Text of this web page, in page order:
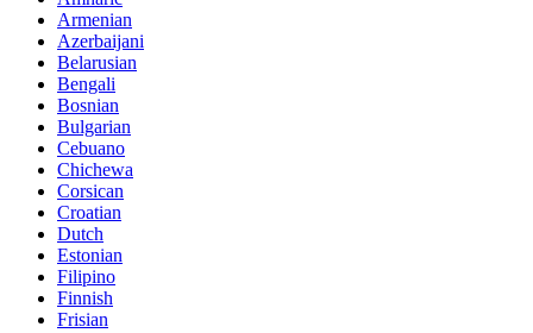
Armenian
Azerbaijani
Belarusian
Bengali
Bosnian
Bulgarian
Cebuano
Chichewa
Corsican
Croatian
Dutch
Estonian
Filipino
Finnish
Frisian